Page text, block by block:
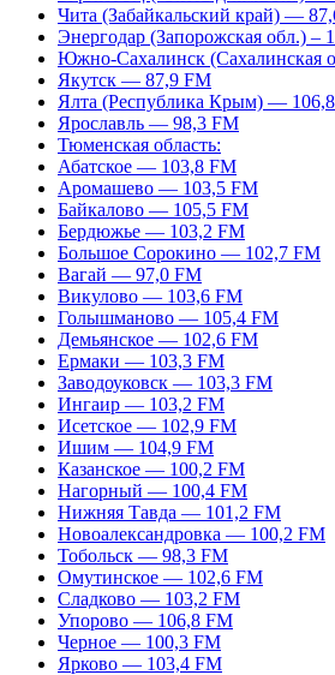
Чита (Забайкальский край) —
Энергодар (Запорожская обл.) –
Южно-Сахалинск (Сахалинская
Якутск — 87,9 FM
Ялта (Республика Крым) —
Ярославль — 98,3 FM
Тюменская область:
Абатское — 103,8 FM
Аромашево — 103,5 FM
Байкалово — 105,5 FM
Бердюжье — 103,2 FM
Большое Сорокино — 102,7 FM
Вагай — 97,0 FM
Викулово — 103,6 FM
Голышманово — 105,4 FM
Демьянское — 102,6 FM
Ермаки — 103,3 FM
Заводоуковск — 103,3 FM
Ингаир — 103,2 FM
Исетское — 102,9 FM
Ишим — 104,9 FM
Казанское — 100,2 FM
Нагорный — 100,4 FM
Нижняя Тавда — 101,2 FM
Новоалександровка — 100,2 FM
Тобольск — 98,3 FM
Омутинское — 102,6 FM
Сладково — 103,2 FM
Упорово — 106,8 FM
Черное — 100,3 FM
Ярково — 103,4 FM